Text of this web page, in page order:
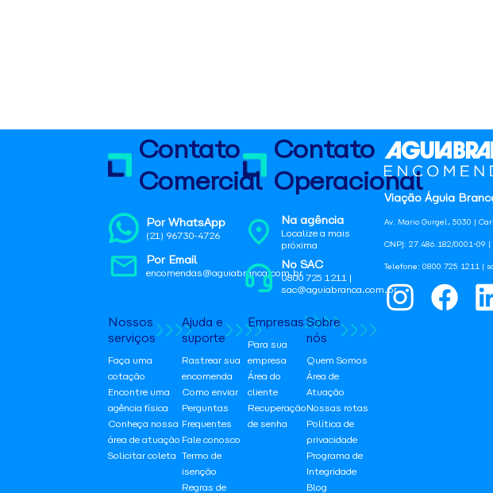
Viação Águia
Av. Mario Gurgel, 5030 |
CNPJ: 27.486.182/0001-09
Telefone: 0800 725 1211 |
Contato
Comercial
Por WhatsApp
(21) 96730-4726
Por Email
encomendas@aguiabranca.com.br
Contato
Operacional
Na agência
Localize a mais
próxima
No SAC
0800 725 1211 |
sac@aguiabranca.com.br
Nossos
serviços
Faça uma
cotação
Encontre uma
agência física
Conheça nossa
área de atuação
Solicitar coleta
Ajuda e
suporte
Rastrear sua
encomenda
Como enviar
Perguntas
Frequentes
Fale conosco
Termo de
isenção
Regras de
Empresas
Para sua
empresa
Área do
cliente
Recuperação
de senha
Sobre
nós
Quem Somos
Área de
Atuação
Nossas rotas
Política de
privacidade
Programa de
Integridade
Blog